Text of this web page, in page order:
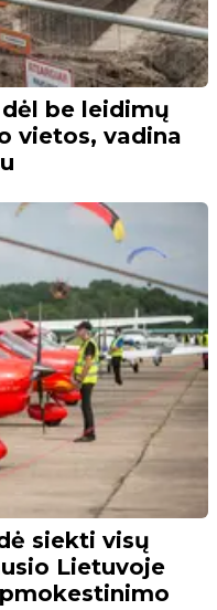
be leidimų
vietos, vadina
siekti visų
Lietuvoje